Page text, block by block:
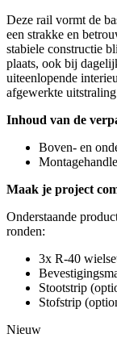
Deze rail vormt de
een strakke en
stabiele constructie
plaats, ook bij
uiteenlopende
afgewerkte
Inhoud van de
Boven- en
Maak je project
Onderstaande
ronden:
3x R-40
Stootstrip
Stofstrip
Nieuw